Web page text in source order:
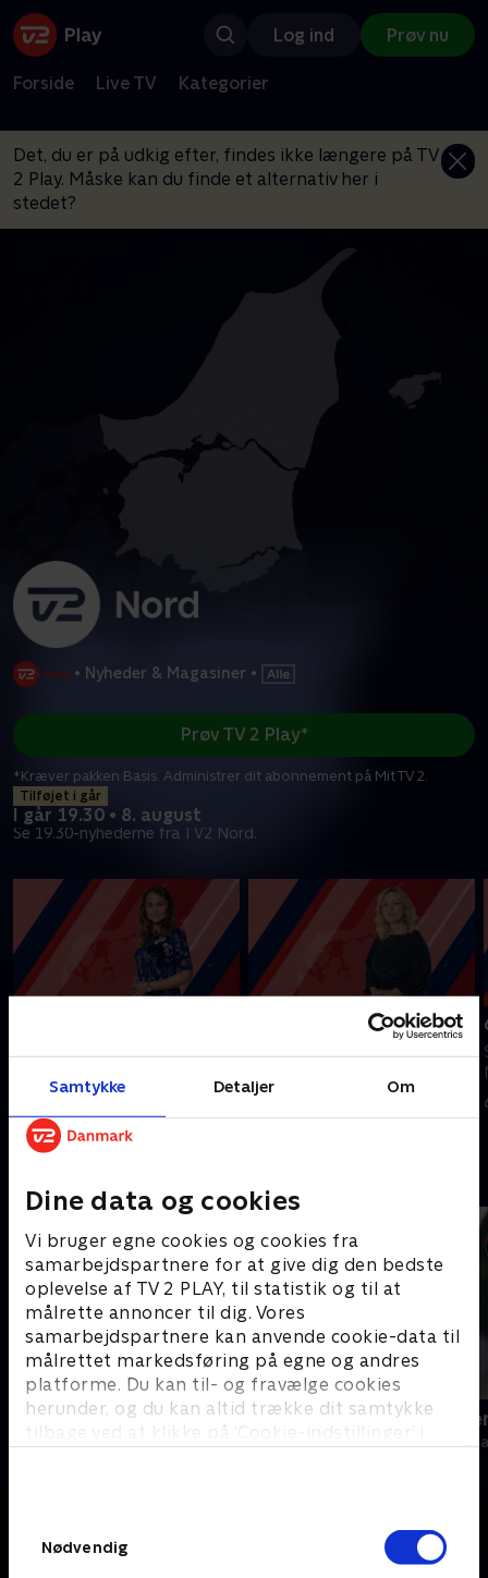
Samtykke Detaljer Om
Dine data og cookies
Vi bruger egne cookies og cookies fra
samarbejdspartnere for at give dig den bedste
oplevelse af TV 2 PLAY, til statistik og til at
målrette annoncer til dig. Vores
samarbejdspartnere kan anvende cookie-data til
målrettet markedsføring på egne og andres
platforme. Du kan til- og fravælge cookies
herunder, og du kan altid trække dit samtykke
tilbage ved at klikke på ’Cookie-indstillinger’ i
Nødvendig
Log ind Prøv nu
Forside Live TV Kategorier
Det, du er på udkig efter, findes ikke længere på TV
2 Play. Måske kan du finde et alternativ her i
stedet?
• Nyheder & Magasiner •
Tilføjet i går
I går 19.30 • 8. august
Se 19.30-nyhederne fra TV2 Nord.
Prøv TV 2 Play*
*Kræver pakken Basis. Administrer dit abonnement på Mit TV 2.
Nord.
I går • 10 min
19 News
Nyheder
Sporten -
Nyheder &